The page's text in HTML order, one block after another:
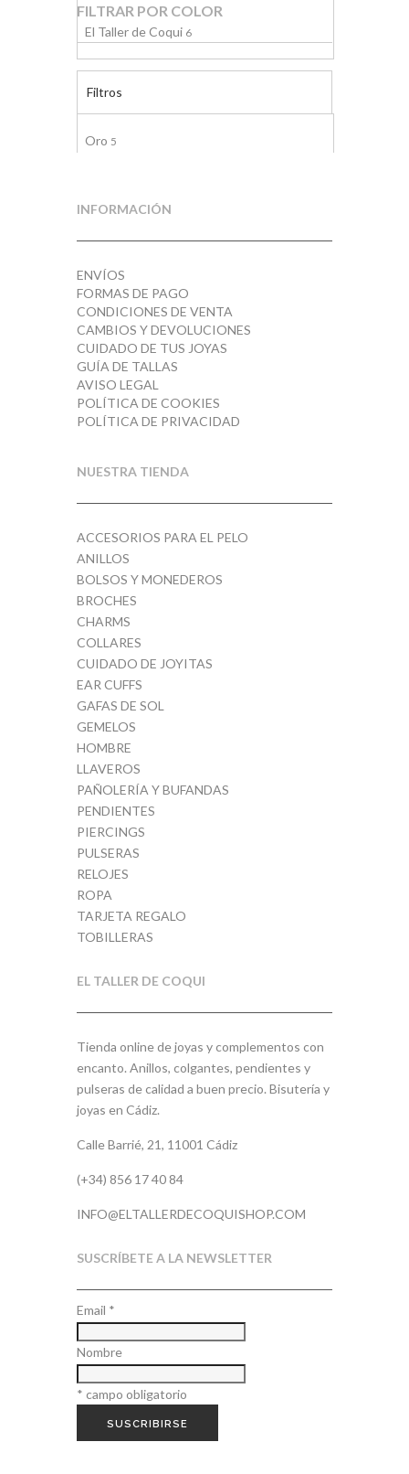
El Taller de Coqui 6
FILTRAR POR COLOR
Filtros
Oro 5
INFORMACIÓN
ENVÍOS
FORMAS DE PAGO
CONDICIONES DE VENTA
CAMBIOS Y DEVOLUCIONES
CUIDADO DE TUS JOYAS
GUÍA DE TALLAS
AVISO LEGAL
POLÍTICA DE COOKIES
POLÍTICA DE PRIVACIDAD
NUESTRA TIENDA
ACCESORIOS PARA EL PELO
ANILLOS
BOLSOS Y MONEDEROS
BROCHES
CHARMS
COLLARES
CUIDADO DE JOYITAS
EAR CUFFS
GAFAS DE SOL
GEMELOS
HOMBRE
LLAVEROS
PAÑOLERÍA Y BUFANDAS
PENDIENTES
PIERCINGS
PULSERAS
RELOJES
ROPA
TARJETA REGALO
TOBILLERAS
EL TALLER DE COQUI
Tienda online de joyas y complementos con
encanto. Anillos, colgantes, pendientes y
pulseras de calidad a buen precio. Bisutería y
joyas en Cádiz.
Calle Barrié, 21, 11001 Cádiz
(+34) 856 17 40 84
INFO@ELTALLERDECOQUISHOP.COM
SUSCRÍBETE A LA NEWSLETTER
Email *
Nombre
* campo obligatorio